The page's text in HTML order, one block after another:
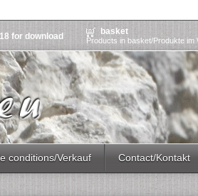
for download basket
Products in basket/Produkte im
conditions/Verkauf Contact/Kontakt